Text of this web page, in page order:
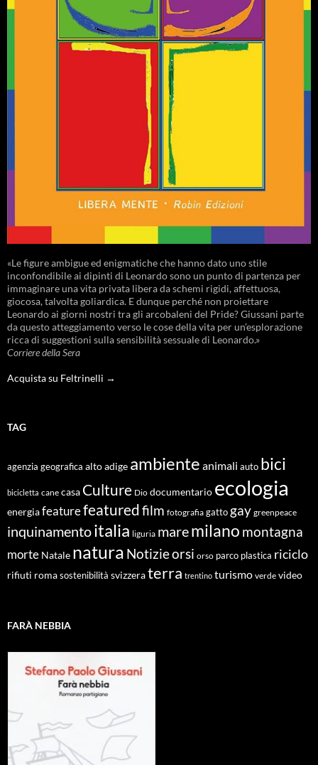
«Le figure ambigue ed enigmatiche che hanno dato uno stile
inconfondibile ai dipinti di Leonardo sono un punto di partenza per
immaginare una vita privata libera da schemi rigidi, affettuosa,
giocosa, talvolta goliardica. E dunque perché non proiettare
Leonardo ai giorni nostri tra gli arcobaleni del Pride? Giussani parte
da questo atteggiamento verso le cose della vita per un’esplorazione
ricca di suggestioni sulla sensibilità sessuale di Leonardo.»
Corriere della Sera
Acquista su Feltrinelli →
TAG
agenzia geografica alto adige ambiente animali auto bici
bicicletta cane casa Culture Dio documentario ecologia
energiafeaturefeaturedfilm fotografia gatto gay greenpeace
inquinamentoitalia liguria maremilano montagna
morte Natale natura Notizieorsi orso parco plastica riciclo
rifiuti roma sostenibilità svizzeraterra trentino turismo verde video
FARÀ NEBBIA